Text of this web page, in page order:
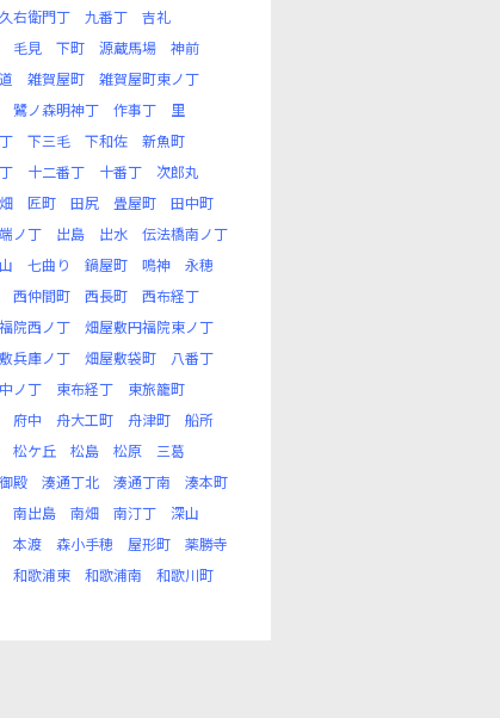
久右衛門丁 九番丁
吉礼
毛見 下町 源蔵馬場
神前
雑賀屋町
雑賀屋町東ノ丁
鷺ノ森明神丁 作事丁
里
下三毛 下和佐
新魚町
十二番丁 十番丁
次郎丸
匠町 田尻 畳屋町
田中町
ノ丁 出島 出水
伝法橋南ノ丁
七曲り 鍋屋町 鳴神
永穂
西仲間町 西長町
西布経丁
院西ノ丁
畑屋敷円福院東ノ丁
兵庫ノ丁 畑屋敷袋町
八番丁
ノ丁 東布経丁
東旅籠町
府中 舟大工町 舟津町
船所
松ケ丘 松島 松原
三葛
殿 湊通丁北 湊通丁南
湊本町
南出島 南畑 南汀丁
深山
本渡 森小手穂 屋形町
薬勝寺
和歌浦東 和歌浦南
和歌川町